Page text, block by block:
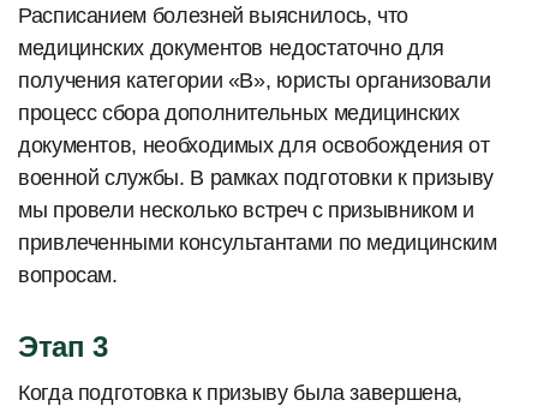
Расписанием болезней выяснилось, что
медицинских документов недостаточно для
получения категории «В», юристы организовали
процесс сбора дополнительных медицинских
документов, необходимых для освобождения от
военной службы. В рамках подготовки к призыву
мы провели несколько встреч с призывником и
привлеченными консультантами по медицинским
вопросам.
Этап 3
Когда подготовка к призыву была завершена,